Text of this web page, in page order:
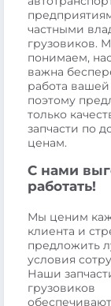
частными
грузовиков.
понимаем,
важна
работа вашей
поэтому
только
запчасти по
ценам.
С нами
работать!
Мы ценим
клиента и
предложить
условия
Наши
грузовиков